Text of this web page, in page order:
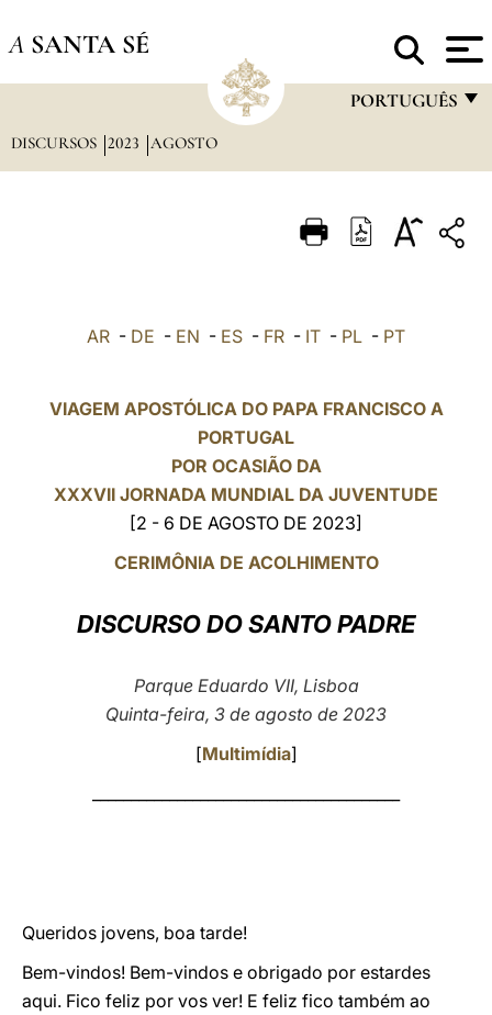
A SANTA SÉ
PORTUGUÊS
ITALIANO
POLSKI
中文
LATINE
DISCURSOS 2023 AGOSTO
AR - DE - EN - ES - FR - IT - PL - PT
VIAGEM APOSTÓLICA DO PAPA FRANCISCO A
PORTUGAL
POR OCASIÃO DA
XXXVII JORNADA MUNDIAL DA JUVENTUDE
[2 - 6 DE AGOSTO DE 2023]
CERIMÔNIA DE ACOLHIMENTO
DISCURSO DO SANTO PADRE
Parque Eduardo VII, Lisboa
Quinta-feira, 3 de agosto de 2023
[Multimídia]
Queridos jovens, boa tarde!
Bem-vindos! Bem-vindos e obrigado por estardes
aqui. Fico feliz por vos ver! E feliz fico também ao